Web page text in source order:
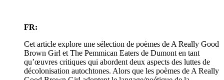
FR:
Cet article explore une sélection de poèmes de A Really Good
Brown Girl et The Pemmican Eaters de Dumont en tant
qu’œuvres critiques qui abordent deux aspects des luttes de
décolonisation autochtones. Alors que les poèmes de A Really